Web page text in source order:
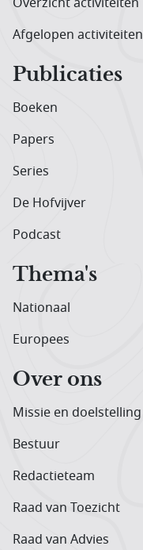
Afgelopen activiteiten
Publicaties
Boeken
Papers
Series
De Hofvijver
Podcast
Thema's
Nationaal
Europees
Over ons
Missie en doelstelling
Bestuur
Redactieteam
Raad van Toezicht
Raad van Advies